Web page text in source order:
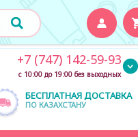
БЕСПЛАТНАЯ ДОСТАВКА
ПО КАЗАХСТАНУ
+7 (747) 142-59-93
с 10:00 до 19:00 без выходных